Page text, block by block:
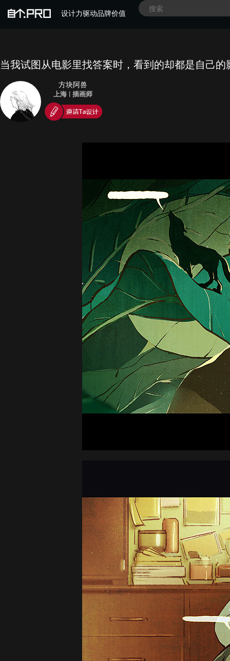
设计力驱动品牌价值
当我试图从电影里找答案时，看到的却都是自己的
方块阿兽
上海 | 插画师